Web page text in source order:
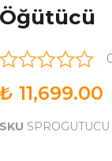
Öğütücü
₺ 11,699.00
SKU SPROGUTUCU